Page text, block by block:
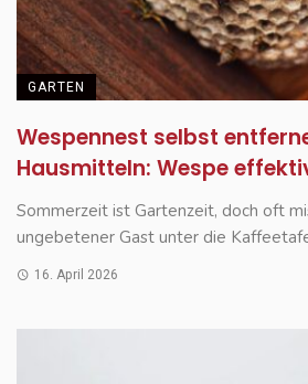
GARTEN
Wespennest selbst
Hausmitteln: Wespe
Sommerzeit ist Gartenzeit, doch oft
ungebetener Gast unter die
16. April 2026